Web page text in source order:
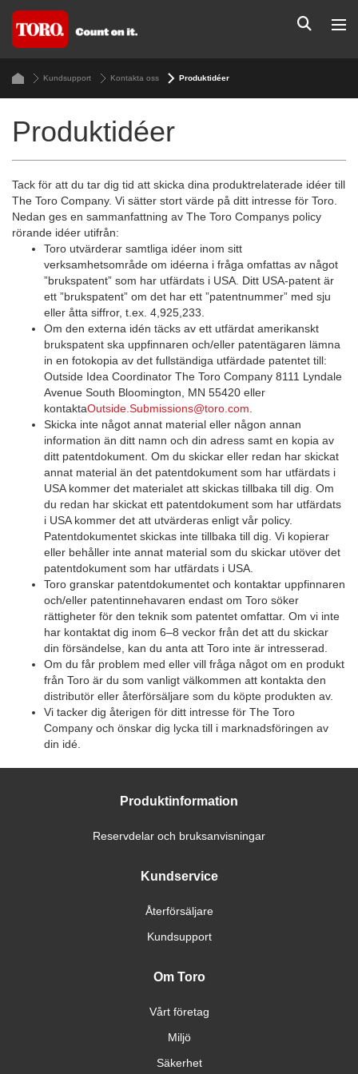
Kundsupport Kontakta oss Produktidéer
Produktidéer
Tack för att du tar dig tid att skicka dina produktrelaterade idéer till
The Toro Company. Vi sätter stort värde på ditt intresse för Toro.
Nedan ges en sammanfattning av The Toro Companys policy
rörande idéer utifrån:
Toro utvärderar samtliga idéer inom sitt
verksamhetsområde om idéerna i fråga omfattas av något
”brukspatent” som har utfärdats i USA. Ditt USA-patent är
ett ”brukspatent” om det har ett ”patentnummer” med sju
eller åtta siffror, t.ex. 4,925,233.
Om den externa idén täcks av ett utfärdat amerikanskt
brukspatent ska uppfinnaren och/eller patentägaren lämna
in en fotokopia av det fullständiga utfärdade patentet till:
Outside Idea Coordinator The Toro Company 8111 Lyndale
Avenue South Bloomington, MN 55420 eller
kontaktaOutside.Submissions@toro.com
Skicka inte något annat material eller någon annan
information än ditt namn och din adress samt en kopia av
ditt patentdokument. Om du skickar eller redan har skickat
annat material än det patentdokument som har utfärdats i
USA kommer det materialet att skickas tillbaka till dig. Om
du redan har skickat ett patentdokument som har utfärdats
i USA kommer det att utvärderas enligt vår policy.
Patentdokumentet skickas inte tillbaka till dig. Vi kopierar
eller behåller inte annat material som du skickar utöver det
patentdokument som har utfärdats i USA.
Toro granskar patentdokumentet och kontaktar uppfinnaren
och/eller patentinnehavaren endast om Toro söker
rättigheter för den teknik som patentet omfattar. Om vi inte
har kontaktat dig inom 6–8 veckor från det att du skickar
din försändelse, kan du anta att Toro inte är intresserad.
Om du får problem med eller vill fråga något om en produkt
från Toro är du som vanligt välkommen att kontakta den
distributör eller återförsäljare som du köpte produkten av.
Vi tacker dig återigen för ditt intresse för The Toro
Company och önskar dig lycka till i marknadsföringen av
din idé.
Produktinformation
Reservdelar och bruksanvisningar
Kundservice
Återförsäljare
Kundsupport
Om Toro
Vårt företag
Miljö
Säkerhet